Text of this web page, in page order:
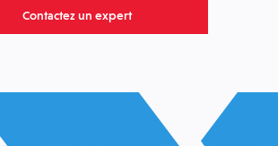
Contactez un expert